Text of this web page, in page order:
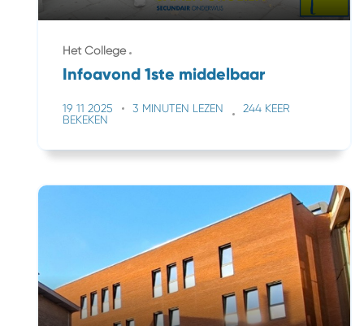
Het College
Infoavond 1ste middelbaar
19 11 2025 3 MINUTEN LEZEN
244 KEER
BEKEKEN